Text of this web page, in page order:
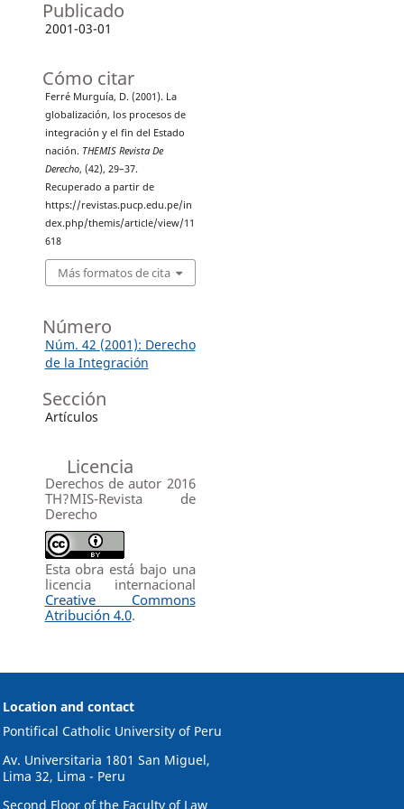
Publicado
2001-03-01
Cómo citar
Ferré Murguía, D. (2001). La
globalización, los procesos de
integración y el fin del Estado
nación. THEMIS Revista De
Derecho, (42), 29–37.
Recuperado a partir de
https://revistas.pucp.edu.pe/in
dex.php/themis/article/view/11
618
Más formatos de cita
Número
Núm. 42 (2001): Derecho
de la Integración
Sección
Artículos
Licencia
Derechos de autor 2016
TH?MIS-Revista de
Derecho
Esta obra está bajo una
licencia internacional
Creative Commons
Atribución 4.0.
Location and contact
Pontifical Catholic University of Peru
Av. Universitaria 1801 San Miguel,
Lima 32, Lima - Peru
Second Floor of the Faculty of Law